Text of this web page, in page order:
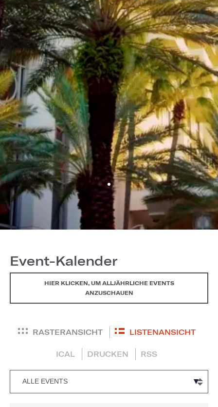
Event-Kalender
HIER KLICKEN, UM ALLJÄHRLICHE EVENTS
ANZUSCHAUEN
RASTERANSICHT LISTENANSICHT
ICAL DRUCKEN RSS